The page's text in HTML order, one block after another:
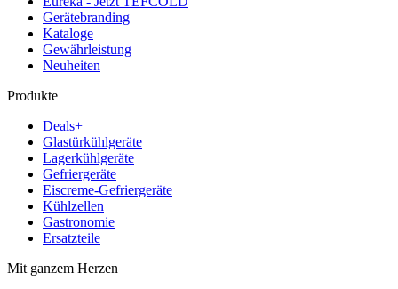
Gerätebranding
Kataloge
Gewährleistung
Neuheiten
Produkte
Deals+
Glastürkühlgeräte
Lagerkühlgeräte
Gefriergeräte
Eiscreme-Gefriergeräte
Kühlzellen
Gastronomie
Ersatzteile
Mit ganzem Herzen